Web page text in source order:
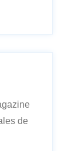
de